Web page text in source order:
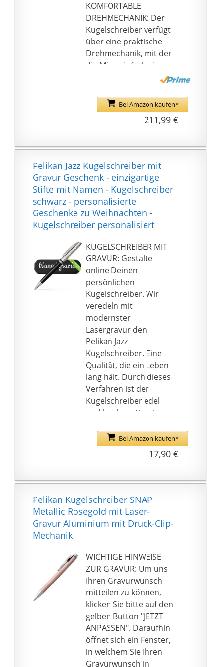
KOMFORTABLE
DREHMECHANIK: Der
Kugelschreiber verfügt
über eine praktische
Drehmechanik, mit der
die Mine einfach ein-
WELTBERÜHMTER
KLASSIKER: Das
Streifenmaterial des
Basis einer speziell für
Pelikan entwickelten
Rezeptur aus
Baumwolle hergestellt
und verleiht dem
Souverän
Kugelschreiber K600
eine einzigartige
Ausstrahlung
AUSWECHSELBARE
MINE: Der
Kugelschreiber ist mit
einer internationalen
Großraummine in der
Schreibfarbe Schwarz
ausgestattet; Die
Kugelschreibermine ist
austauschbar
QUALITÄT: Made in
Germany; Durch
langjährige Erfahrung
und die einzigartige
Handwerkskunst erfüllt
höchste
Qualitätsansprüche;
Die hochwertigen
Marke Pelikan vereinen
sowie Eleganz und
bereiten ein Leben lang
Freude am Schreiben
Bei Amazon kaufen*
211,99 €
Pelikan Jazz Kugelschreiber mit
Gravur Geschenk - einzigartige
Stifte mit Namen - Kugelschreiber
schwarz - personalisierte
Geschenke zu Weihnachten -
Kugelschreiber personalisiert
KUGELSCHREIBER MIT
GRAVUR: Gestalte
online Deinen
persönlichen
Kugelschreiber. Wir
veredeln mit
modernster
Lasergravur den
Pelikan Jazz
Kugelschreiber. Eine
Qualität, die ein Leben
lang hält. Durch dieses
Verfahren ist der
Kugelschreiber edel
und hochwertig, ein
Hand.
PERSONALISIERTE
GESCHENKE: Dieser
Gravur ist ein Geschenk
für jeden Anlass! Sei es
der Kugelschreiber zu
Weihnachten, der
minute
Muttertagsgeschenk
und
Vatertagsgeschenk.
MARKENWARE: Pelikan
ist einer der führenden
Hersteller, wenn es um
qualitativ hochwertige
Schreibgeräte geht.
Einzigartiger
Bei Amazon kaufen*
17,90 €
Pelikan Kugelschreiber SNAP
Metallic Rosegold mit Laser-
Gravur Aluminium mit Druck-Clip-
Mechanik
WICHTIGE HINWEISE
ZUR GRAVUR: Um uns
Ihren Gravurwunsch
mitteilen zu können,
klicken Sie bitte auf den
gelben Button "JETZT
ANPASSEN". Daraufhin
öffnet sich ein Fenster,
in welchem Sie Ihren
Gravurwunsch in